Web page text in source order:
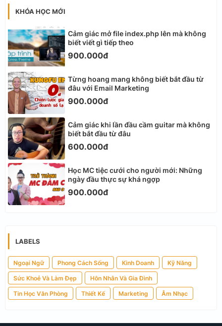
KHÓA HỌC MỚI
Cảm giác mở file index.php lên mà không
biết viết gì tiếp theo
900.000đ
Từng hoang mang không biết bắt đầu từ
đâu với Email Marketing
900.000đ
Cảm giác khi lần đầu cầm guitar mà không
biết bắt đầu từ đâu
600.000đ
Học MC tiệc cưới cho người mới: Những
ngày đầu thực sự khá ngợp
900.000đ
LABELS
Ngoại Ngữ Phong Cách Sống Kinh Doanh Kỹ Năng
Sức Khoẻ Và Làm Đẹp Hôn Nhân Và Gia Đình
Tin Học Văn Phòng Thiết Kế Marketing Âm Nhạc